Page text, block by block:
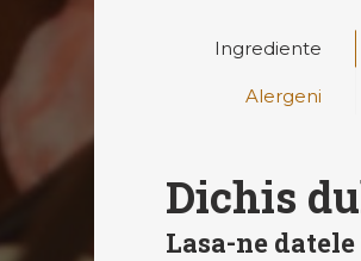
Ingrediente
Alergeni
Dichis
Lasa-ne